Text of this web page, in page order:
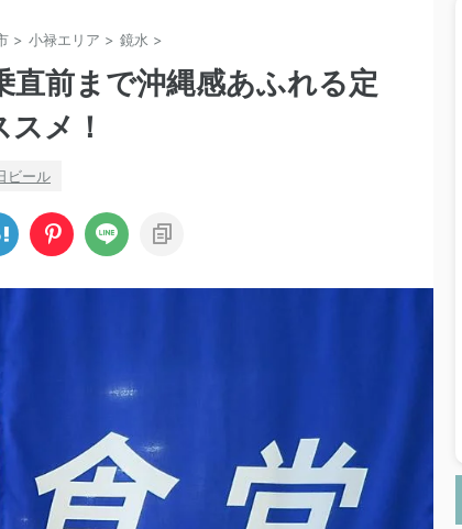
> 小禄エリア > 鏡水 >
直前まで沖縄感あふれる定
メ！
ビール